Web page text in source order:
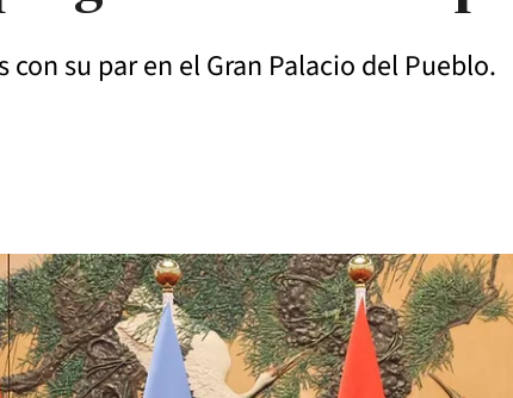
su par en el Gran Palacio del Pueblo.